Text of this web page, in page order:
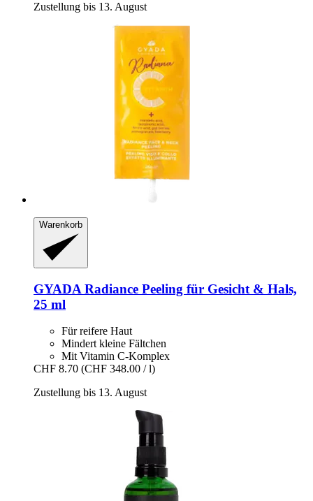
Zustellung bis 13. August
Warenkorb
GYADA Radiance Peeling für Gesicht & Hals,
25 ml
Für reifere Haut
Mindert kleine Fältchen
Mit Vitamin C-Komplex
CHF 8.70 (CHF 348.00 / l)
Zustellung bis 13. August